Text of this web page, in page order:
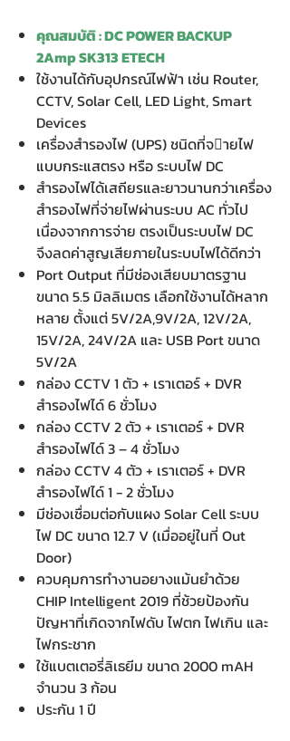
คุณสมบัติ : DC POWER BACKUP
2Amp SK313 ETECH
ใช้งานได้กับอุปกรณ์ไฟฟ้า เช่น Router,
CCTV, Solar Cell, LED Light, Smart
Devices
เครื่องสำรองไฟ (UPS) ชนิดที่จายไฟ
แบบกระแสตรง หรือ ระบบไฟ DC
สำรองไฟได้เสถียรและยาวนานกว่าเครื่อง
สำรองไฟที่จ่ายไฟผ่านระบบ AC ทั่วไป
เนื่องจากการจ่าย ตรงเป็นระบบไฟ DC
จึงลดค่าสูญเสียภายในระบบไฟได้ดีกว่า
Port Output ที่มีช่องเสียบมาตรฐาน
ขนาด 5.5 มิลลิเมตร เลือกใช้งานได้หลาก
หลาย ตั้งแต่ 5V/2A,9V/2A, 12V/2A,
15V/2A, 24V/2A และ USB Port ขนาด
5V/2A
กล่อง CCTV 1 ตัว + เราเตอร์ + DVR
สำรองไฟได์ 6 ชั่วโมง
กล่อง CCTV 2 ตัว + เราเตอร์ + DVR
สำรองไฟได์ 3 – 4 ชั่วโมง
กล่อง CCTV 4 ตัว + เราเตอร์ + DVR
สำรองไฟได์ 1 - 2 ชั่วโมง
มีช่องเชื่อมต่อกับแผง Solar Cell ระบบ
ไฟ DC ขนาด 12.7 V (เมื่ออยู่ในที่ Out
Door)
ควบคุมการทำงานอยางแม้นยำด้วย
CHIP Intelligent 2019 ที่ช้วยป้องกัน
ปัญหาที่เกิดจากไฟดับ ไฟตก ไฟเกิน และ
ไฟกระชาก
ใช้แบตเตอรี่ลิเธยีม ขนาด 2000 mAH
จำนวน 3 ก้อน
ประกัน 1 ปี